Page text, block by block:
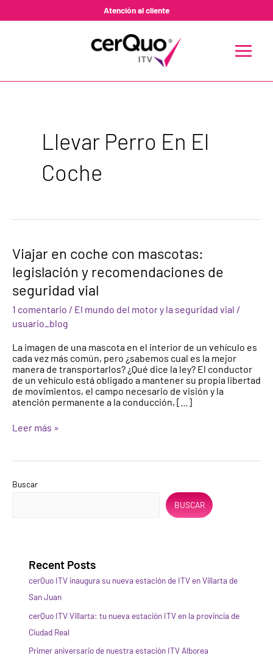
Atención al cliente
MENU
Llevar Perro En El
Coche
Viajar en coche con mascotas:
legislación y recomendaciones de
seguridad vial
1 comentario / El mundo del motor y la seguridad vial /
usuario_blog
La imagen de una mascota en el interior de un vehículo es
cada vez más común, pero ¿sabemos cual es la mejor
manera de transportarlos? ¿Qué dice la ley? El conductor
de un vehículo está obligado a mantener su propia libertad
de movimientos, el campo necesario de visión y la
atención permanente a la conducción, […]
Viajar
en
coche
con
mascotas:
legislación
y
recomendaciones
seguridad
vial
Leer más »
Buscar
BUSCAR
Recent Posts
cerQuo ITV inaugura su nueva estación de ITV en Villarta de
San Juan
cerQuo ITV Villarta: tu nueva estación ITV en la provincia de
Ciudad Real
Primer aniversario de nuestra estación ITV Alborea